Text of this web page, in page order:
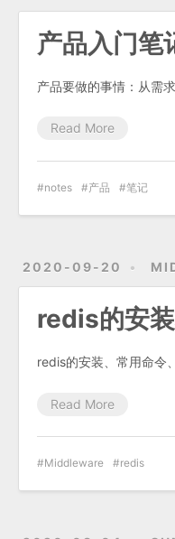
产品入门笔
产品要做的事情：从需
Read More
notes 产品 笔记
2020-09-20
redis的安
redis的安装、常用命令
Read More
Middleware redis